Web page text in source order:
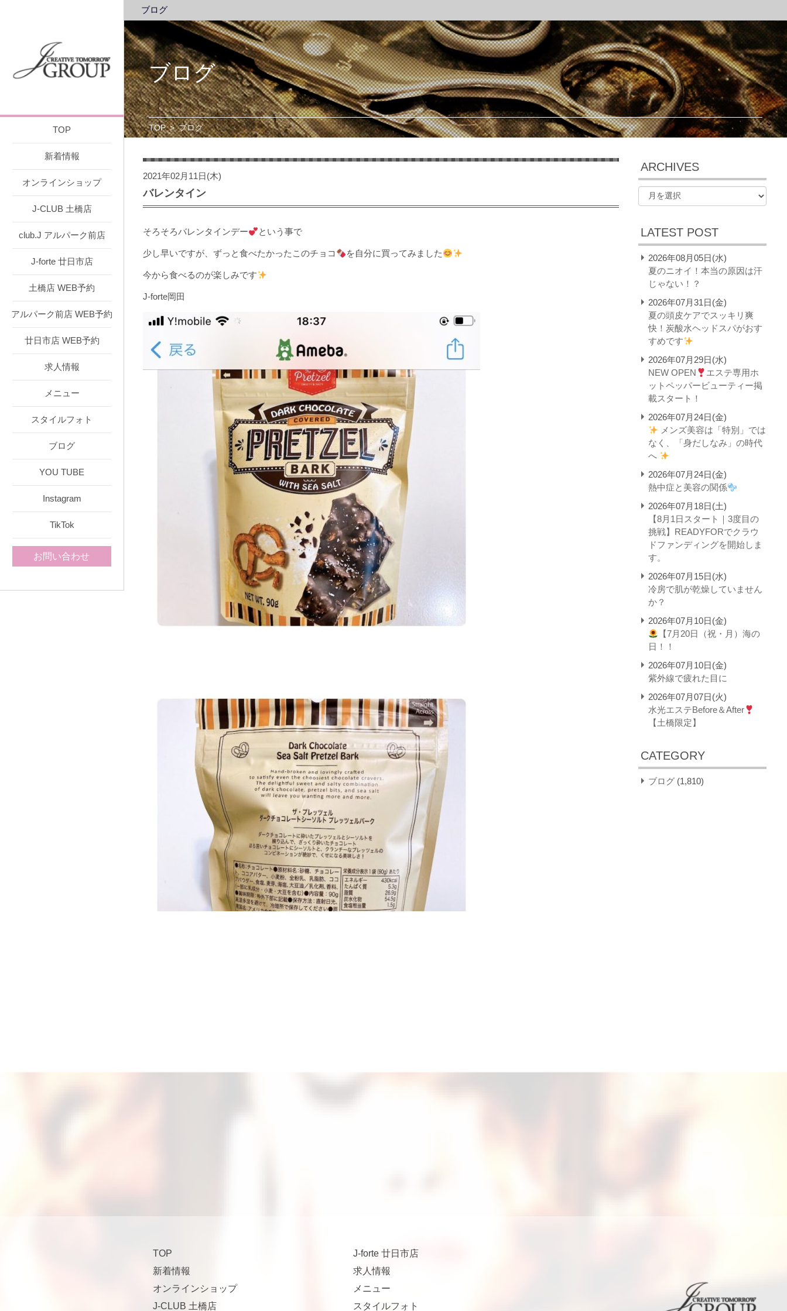
TOP
新着情報
オンラインショップ
J-CLUB 土橋店
club.J アルパーク前店
J-forte 廿日市店
土橋店 WEB予約
アルパーク前店 WEB予約
廿日市店 WEB予約
求人情報
メニュー
スタイルフォト
ブログ
YOU TUBE
Instagram
TikTok
お問い合わせ
ブログ
ブログ
TOP>ブログ
2021年02月11日(木)
バレンタイン
そろそろバレンタインデー という事で
少し早いですが、ずっと食べたかったこのチョコ を自分に買ってみました
今から食べるのが楽しみです
J-forte岡田
ARCHIVES
LATEST POST
2026年08月05日(水)
夏のニオイ！本当の原因は汗
じゃない！？
2026年07月31日(金)
夏の頭皮ケアでスッキリ爽
快！炭酸水ヘッドスパがおす
すめです
2026年07月29日(水)
NEW OPEN
エステ専用ホ
ットペッパービューティー掲
載スタート！
2026年07月24日(金)
メンズ美容は「特別」では
なく、「身だしなみ」の時代
へ
2026年07月24日(金)
熱中症と美容の関係
2026年07月18日(土)
【8月1日スタート｜3度目の
挑戦】READYFORでクラウ
ドファンディングを開始しま
す。
2026年07月15日(水)
冷房で肌が乾燥していません
か？
2026年07月10日(金)
【7月20日（祝・月）海の
日！！
2026年07月10日(金)
紫外線で疲れた目に
2026年07月07日(火)
水光エステBefore＆After
【土橋限定】
CATEGORY
ブログ(1,810)
TOP
新着情報
オンラインショップ
J-CLUB 土橋店
J-forte 廿日市店
求人情報
メニュー
スタイルフォト